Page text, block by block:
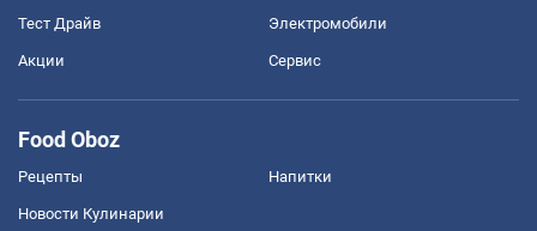
Тест Драйв Электромобили
Акции Сервис
Food Oboz
Рецепты Напитки
Новости Кулинарии